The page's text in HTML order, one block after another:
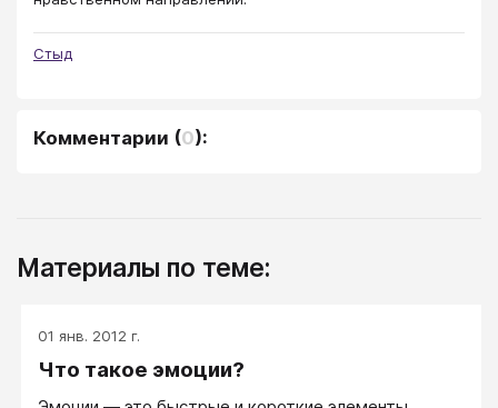
Стыд
Комментарии (0):
Материалы по теме:
01 янв. 2012 г.
Что такое эмоции?